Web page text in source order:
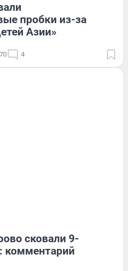
пробки из-за
Азии»
4
сковали 9-
комментарий